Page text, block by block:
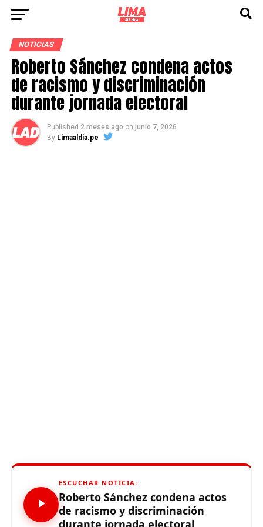
NOTICIAS
Roberto Sánchez condena actos
de racismo y discriminación
durante jornada electoral
Published 2 meses ago on junio 7, 2026
By Limaaldia.pe
ESCUCHAR NOTICIA:
Roberto Sánchez condena actos
de racismo y discriminación
durante jornada electoral